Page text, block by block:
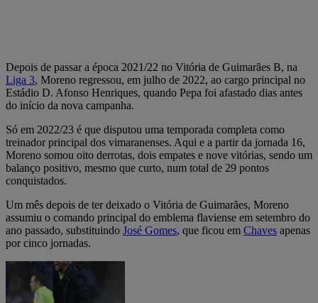
Depois de passar a época 2021/22 no Vitória de Guimarães B, na
Liga 3, Moreno regressou, em julho de 2022, ao cargo principal no
Estádio D. Afonso Henriques, quando Pepa foi afastado dias antes
do início da nova campanha.
Só em 2022/23 é que disputou uma temporada completa como
treinador principal dos vimaranenses. Aqui e a partir da jornada 16,
Moreno somou oito derrotas, dois empates e nove vitórias, sendo um
balanço positivo, mesmo que curto, num total de 29 pontos
conquistados.
Um mês depois de ter deixado o Vitória de Guimarães, Moreno
assumiu o comando principal do emblema flaviense em setembro do
ano passado, substituindo José Gomes, que ficou em Chaves apenas
por cinco jornadas.